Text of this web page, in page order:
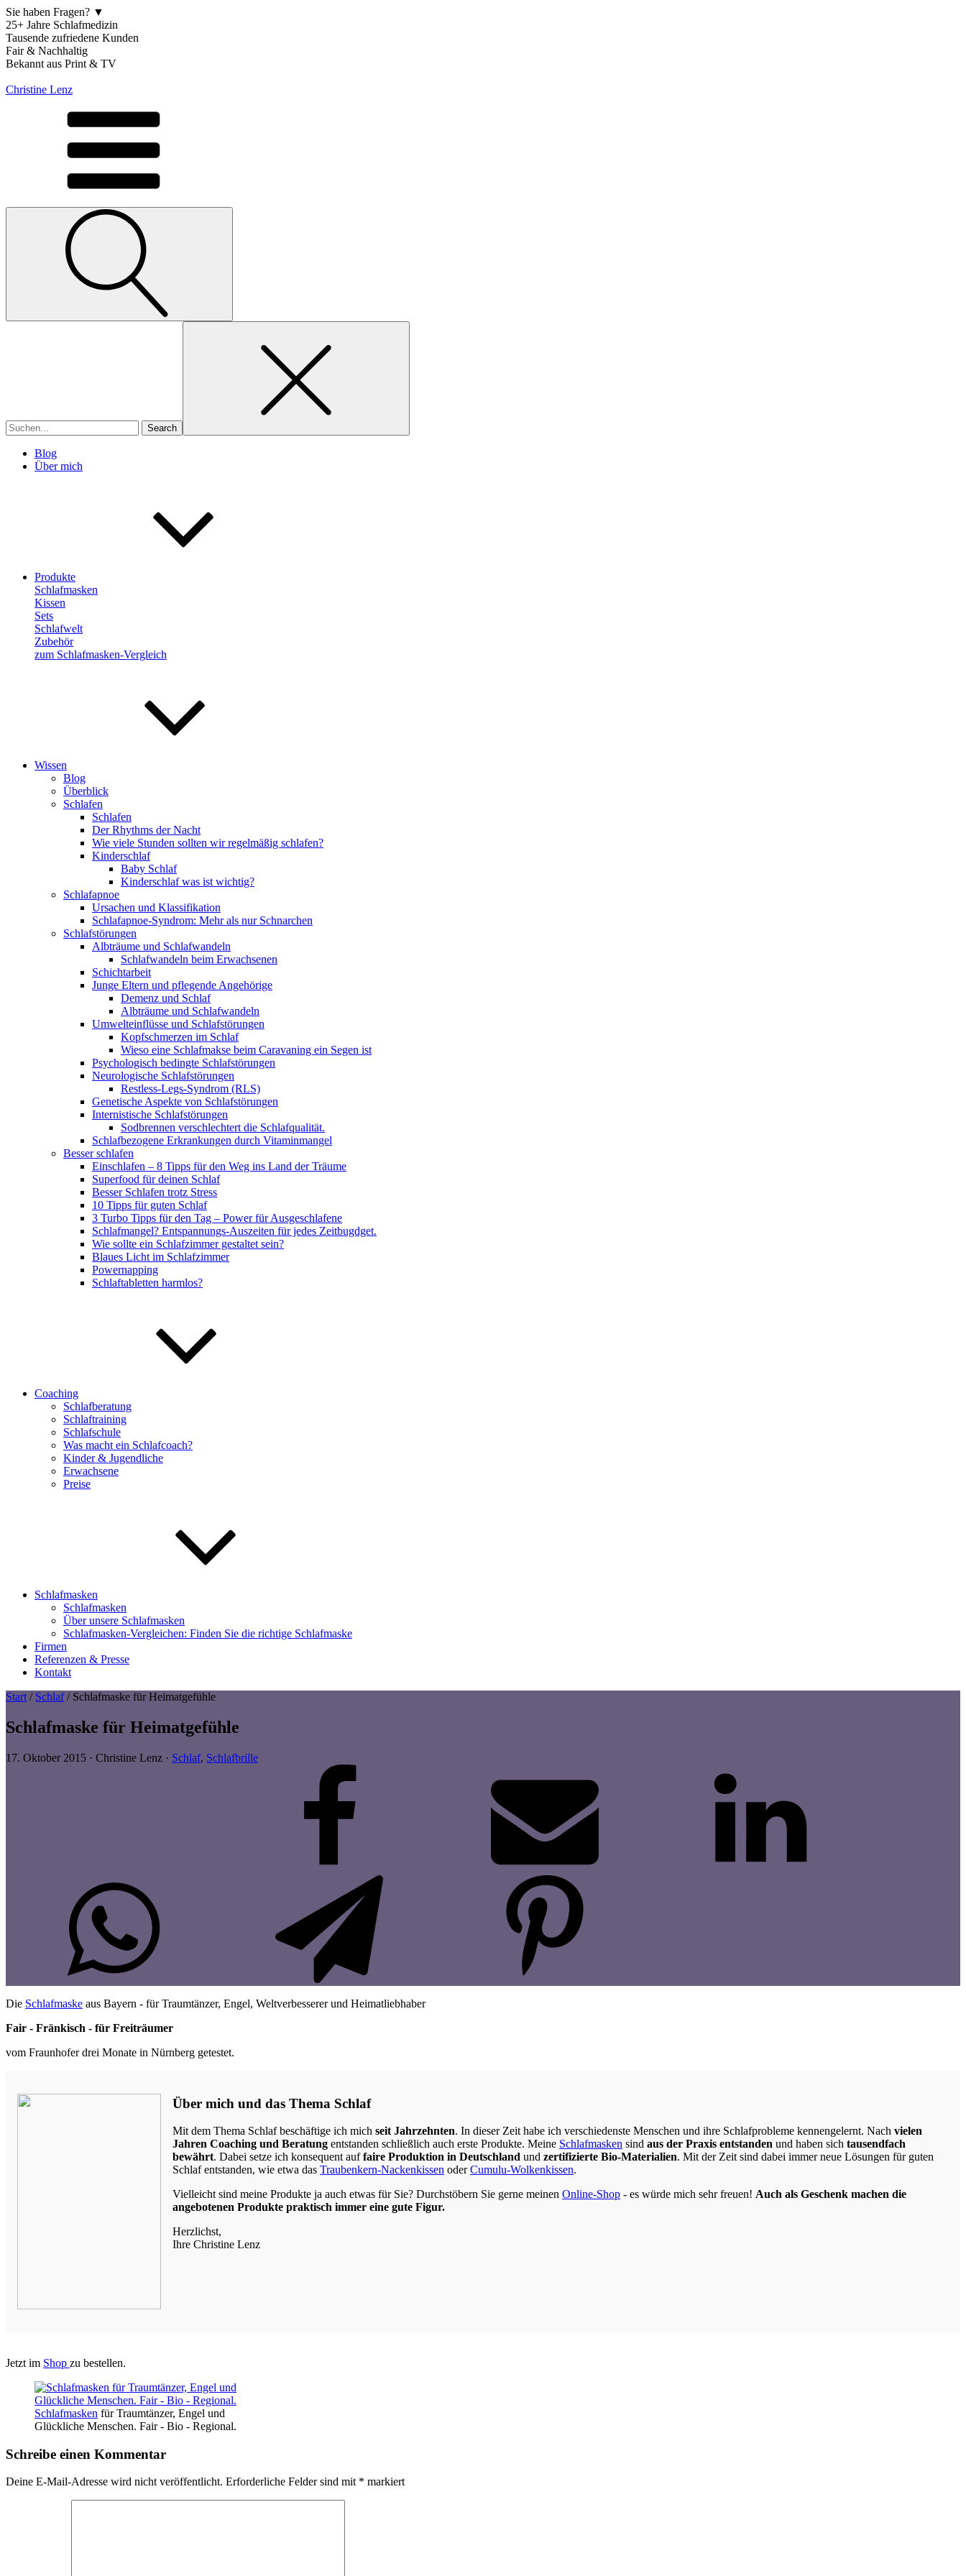
Sie haben Fragen? ▼
25+ Jahre Schlafmedizin
Tausende zufriedene Kunden
Fair & Nachhaltig
Bekannt aus Print & TV
Christine Lenz
Blog
Über mich
Produkte
Schlafmasken
Kissen
Sets
Schlafwelt
Zubehör
zum Schlafmasken-Vergleich
Wissen
Blog
Überblick
Schlafen
Schlafen
Der Rhythms der Nacht
Wie viele Stunden sollten wir regelmäßig schlafen?
Kinderschlaf
Baby Schlaf
Kinderschlaf was ist wichtig?
Schlafapnoe
Ursachen und Klassifikation
Schlafapnoe-Syndrom: Mehr als nur Schnarchen
Schlafstörungen
Albträume und Schlafwandeln
Schlafwandeln beim Erwachsenen
Schichtarbeit
Junge Eltern und pflegende Angehörige
Demenz und Schlaf
Albträume und Schlafwandeln
Umwelteinflüsse und Schlafstörungen
Kopfschmerzen im Schlaf
Wieso eine Schlafmakse beim Caravaning ein Segen ist
Psychologisch bedingte Schlafstörungen
Neurologische Schlafstörungen
Restless-Legs-Syndrom (RLS)
Genetische Aspekte von Schlafstörungen
Internistische Schlafstörungen
Sodbrennen verschlechtert die Schlafqualität.
Schlafbezogene Erkrankungen durch Vitaminmangel
Besser schlafen
Einschlafen – 8 Tipps für den Weg ins Land der Träume
Superfood für deinen Schlaf
Besser Schlafen trotz Stress
10 Tipps für guten Schlaf
3 Turbo Tipps für den Tag – Power für Ausgeschlafene
Schlafmangel? Entspannungs-Auszeiten für jedes Zeitbugdget.
Wie sollte ein Schlafzimmer gestaltet sein?
Blaues Licht im Schlafzimmer
Powernapping
Schlaftabletten harmlos?
Coaching
Schlafberatung
Schlaftraining
Schlafschule
Was macht ein Schlafcoach?
Kinder & Jugendliche
Erwachsene
Preise
Schlafmasken
Schlafmasken
Über unsere Schlafmasken
Schlafmasken-Vergleichen: Finden Sie die richtige Schlafmaske
Firmen
Referenzen & Presse
Kontakt
Start / Schlaf/ Schlafmaske für Heimatgefühle
Schlafmaske für Heimatgefühle
17. Oktober 2015 · Christine Lenz · Schlaf, Schlafbrille
Die Schlafmaske aus Bayern - für Traumtänzer, Engel, Weltverbesserer und Heimatliebhaber
Fair - Fränkisch - für Freiträumer
vom Fraunhofer drei Monate in Nürnberg getestet.
Über mich und das Thema Schlaf
Mit dem Thema Schlaf beschäftige ich mich seit Jahrzehnten. In dieser Zeit habe ich verschiedenste Menschen und ihre Schlafprobleme kennengelernt. Nach vielen
Jahren Coaching und Beratung entstanden schließlich auch erste Produkte. Meine Schlafmasken sind aus der Praxis entstanden und haben sich tausendfach
bewährt. Dabei setze ich konsequent auffaire Produktion in Deutschland und zertifizierte Bio-Materialien. Mit der Zeit sind dabei immer neue Lösungen für guten
Schlaf entstanden, wie etwa das Traubenkern-Nackenkissen oderCumulu-Wolkenkissen.
Vielleicht sind meine Produkte ja auch etwas für Sie? Durchstöbern Sie gerne meinen Online-Shop - es würde mich sehr freuen! Auch als Geschenk machen die
angebotenen Produkte praktisch immer eine gute Figur.
Herzlichst,
Ihre Christine Lenz
Jetzt im Shop zu bestellen.
Schlafmasken für Traumtänzer, Engel und
Glückliche Menschen. Fair - Bio - Regional.
Schreibe einen Kommentar
Deine E-Mail-Adresse wird nicht veröffentlicht. Erforderliche Felder sind mit * markiert